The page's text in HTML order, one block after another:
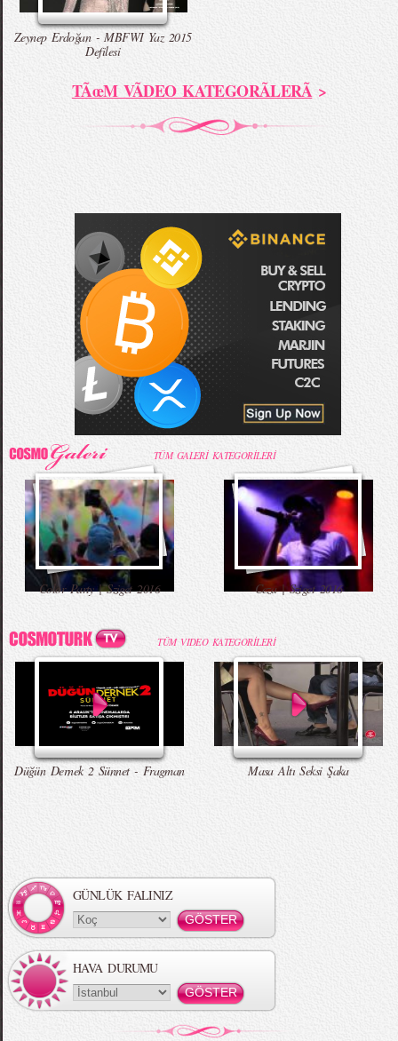
Zeynep Erdoğan - MBFWI Yaz 2015
Defilesi
TÃœM VÃDEO KATEGORÃLERÃ>
TÜM GALERİ KATEGORİLERİ
Color Party | Sziget 2016 Ceza | Sziget 2016
TÜM VIDEO KATEGORİLERİ
Düğün Dernek 2 Sünnet - Fragman Masa Altı Seksi Şaka
GÜNLÜK FALINIZ
HAVA DURUMU